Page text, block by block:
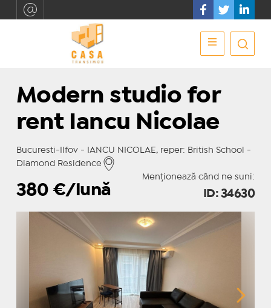
Modern studio for
rent Iancu Nicolae
Bucuresti-Ilfov - IANCU NICOLAE, reper: British School -
Diamond Residence
Menționează când ne suni:
380 €/lună ID: 34630